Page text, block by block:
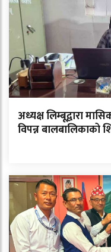
अध्यक्ष लिम्बूद्वारा
विपन्न बालबालिकाको